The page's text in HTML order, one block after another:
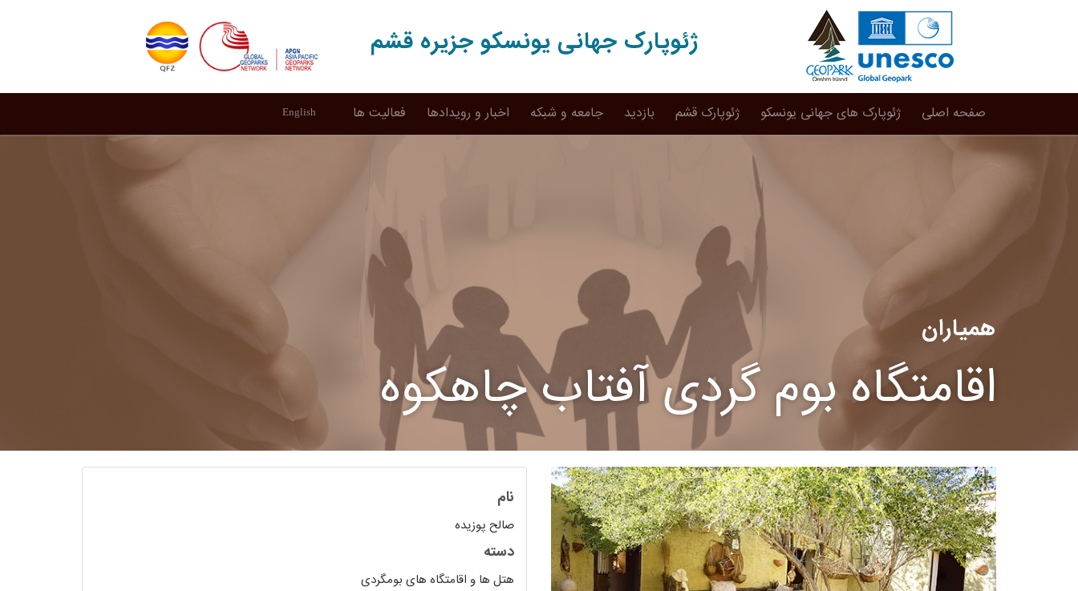
ژئوپارک جهانی یونسکو جزیره قشم
صفحه اصلی ژئوپارک های جهانی یونسکو ژئوپارک قشم بازدید جامعه و شبکه اخبار و رویدادها فعالیت ها English
همیاران
اقامتگاه بوم گردی آفتاب چاهکوه
نام
صالح پوزیده
دسته
هتل ها و اقامتگاه های بومگردی